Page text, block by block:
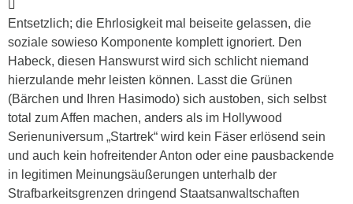
Entsetzlich; die Ehrlosigkeit mal beiseite gelassen, die
soziale sowieso Komponente komplett ignoriert. Den
Habeck, diesen Hanswurst wird sich schlicht niemand
hierzulande mehr leisten können. Lasst die Grünen
(Bärchen und Ihren Hasimodo) sich austoben, sich selbst
total zum Affen machen, anders als im Hollywood
Serienuniversum „Startrek“ wird kein Fäser erlösend sein
und auch kein hofreitender Anton oder eine pausbackende
in legitimen Meinungsäußerungen unterhalb der
Strafbarkeitsgrenzen dringend Staatsanwaltschaften